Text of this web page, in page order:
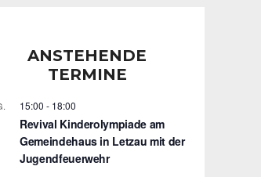
ANSTEHENDE
TERMINE
15:00 - 18:00
Revival Kinderolympiade am
Gemeindehaus in Letzau mit der
Jugendfeuerwehr